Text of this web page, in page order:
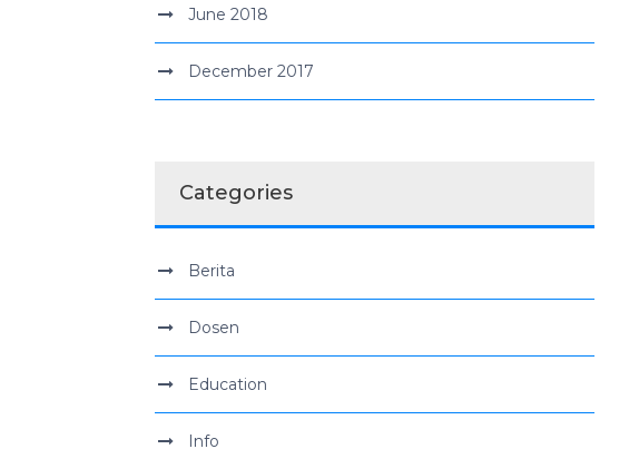
June 2018
December 2017
Categories
Berita
Dosen
Education
Info